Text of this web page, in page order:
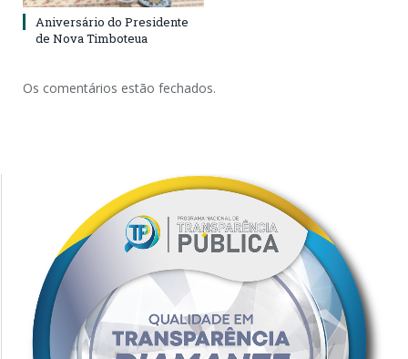
Aniversário do Presidente
de Nova Timboteua
Os comentários estão fechados.